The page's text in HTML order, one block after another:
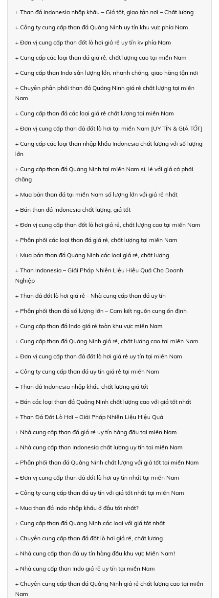
+ Than đá Indonesia nhập khẩu – Giá tốt, giao tận nơi – Chất lượng
+ Công ty cung cấp than đá Quảng Ninh uy tín khu vực phía Nam
+ Đơn vị cung cấp than đốt lò hơi giá rẻ uy tín kv phía Nam
+ Cung cấp các loại than đá giá rẻ, chất lượng cao tại miền Nam
+ Cung cấp than Indo sản lượng lớn, nhanh chóng, giao hàng tận nơi
+ Chuyên phân phối than đá Quảng Ninh giá rẻ chất lượng tại miền
Nam
+ Cung cấp than đá các loại giá rẻ chất lượng tại miền Nam
+ Đơn vị cung cấp than đá đốt lò hơi tại miền Nam [UY TÍN & GIÁ TỐT]
+ Cung cấp các loại than nhập khẩu Indonesia chất lượng với số lượng
lớn
+ Cung cấp than đá Quảng Ninh tại miền Nam sỉ, lẻ với giá cả phải
chăng
+ Mua bán than đá tại miền Nam số lượng lớn với giá rẻ nhất
+ Bán than đá Indonesia chất lượng, giá tốt
+ Đơn vị cung cấp than đốt lò hơi giá rẻ, chất lượng cao tại miền Nam
+ Phân phối các loại than đá giá rẻ, chất lượng tại miền Nam
+ Mua bán than đá Quảng Ninh các loại giá rẻ, chất lượng
+ Than Indonesia – Giải Pháp Nhiên Liệu Hiệu Quả Cho Doanh
Nghiệp
+ Than đá đốt lò hơi giá rẻ - Nhà cung cấp than đá uy tín
+ Phân phối than đá số lượng lớn – Cam kết nguồn cung ổn định
+ Cung cấp than đá Indo giá rẻ toàn khu vực miền Nam
+ Cung cấp than đá Quảng Ninh giá rẻ, chất lượng cao tại miền Nam
+ Đơn vị cung cấp than đá đốt lò hơi giá rẻ uy tín tại miền Nam
+ Công ty cung cấp than đá uy tín giá rẻ tại miền Nam
+ Than đá Indonesia nhập khẩu chất lượng giá tốt
+ Bán các loại than đá Quảng Ninh chất lượng cao với giá tốt nhất
+ Than Đá Đốt Lò Hơi – Giải Pháp Nhiên Liệu Hiệu Quả
+ Nhà cung cấp than đá giá rẻ uy tín hàng đầu tại miền Nam
+ Nhà cung cấp than Indonesia chất lượng uy tín tại miền Nam
+ Phân phối than đá Quảng Ninh chất lượng với giá tốt tại miền Nam
+ Đơn vị cung cấp than đá đốt lò hơi uy tín nhất tại miền Nam
+ Công ty cung cấp than đá uy tín với giá tốt nhất tại miền Nam
+ Mua than đá Indo nhập khẩu ở đâu tốt nhất?
+ Cung cấp than đá Quảng Ninh các loại với giá tốt nhất
+ Chuyên cung cấp than đá đốt lò hơi giá rẻ, chất lượng
+ Nhà cung cấp than đá uy tín hàng đầu khu vực Miền Nam!
+ Nhà cung cấp than Indo giá rẻ uy tín tại miền Nam
+ Chuyên cung cấp than đá Quảng Ninh giá rẻ chất lượng cao tại miền
Nam